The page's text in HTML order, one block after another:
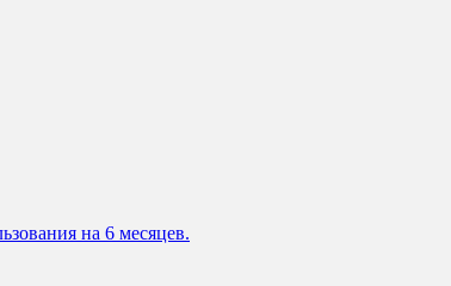
на 6 месяцев.